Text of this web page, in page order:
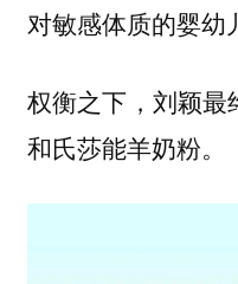
对敏感体质的婴幼
权衡之下，刘颖
和氏莎能羊奶粉。